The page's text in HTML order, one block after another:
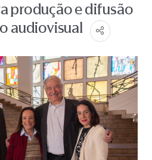
produção e difusão
audiovisual